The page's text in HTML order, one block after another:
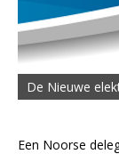
De Nieuwe
Een Noorse